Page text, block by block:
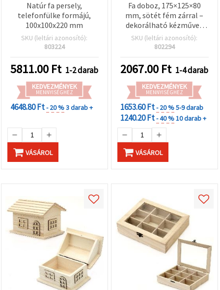
Natúr fa persely,
telefonfülke formájú,
100x100x220 mm
SKU (leltári azonosító):
803224
5811.00 Ft 1-2 darab
KEDVEZMÉNYEK
MENNYISÉGHEZ
4648.80 Ft- 20 %3 darab +
VÁSÁROL
Fa doboz, 175×125×80
mm, sötét fém zárral –
dekorálható kézműves
alap
SKU (leltári azonosító):
802294
2067.00 Ft 1-4 darab
KEDVEZMÉNYEK
MENNYISÉGHEZ
1653.60 Ft- 20 %5-9 darab
1240.20 Ft- 40 %10 darab +
VÁSÁROL